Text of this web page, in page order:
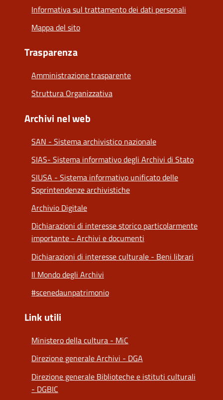
Informativa sul trattamento dei dati personali
Mappa del sito
Trasparenza
Amministrazione trasparente
Struttura Organizzativa
Archivi nel web
SAN - Sistema archivistico nazionale
SIAS- Sistema informativo degli Archivi di Stato
SIUSA - Sistema informativo unificato delle
Soprintendenze archivistiche
Archivio Digitale
Dichiarazioni di interesse storico particolarmente
importante - Archivi e documenti
Dichiarazioni di interesse culturale - Beni librari
Il Mondo degli Archivi
#scenedaunpatrimonio
Link utili
Ministero della cultura - MiC
Direzione generale Archivi - DGA
Direzione generale Biblioteche e istituti culturali
- DGBIC